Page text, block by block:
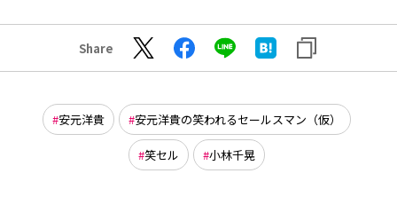
Share
安元洋貴 安元洋貴の笑われるセールスマン（仮）
笑セル 小林千晃